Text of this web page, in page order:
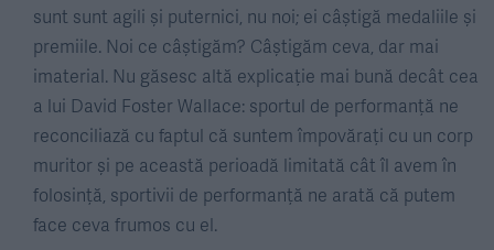
sunt sunt agili și puternici, nu noi; ei câștigă medaliile și
premiile. Noi ce câștigăm? Câștigăm ceva, dar mai
imaterial. Nu găsesc altă explicație mai bună decât cea
a lui David Foster Wallace: sportul de performanță ne
reconciliază cu faptul că suntem împovărați cu un corp
muritor și pe această perioadă limitată cât îl avem în
folosință, sportivii de performanță ne arată că putem
face ceva frumos cu el.